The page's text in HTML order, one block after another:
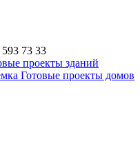
73 33
проекты зданий
Готовые проекты домов